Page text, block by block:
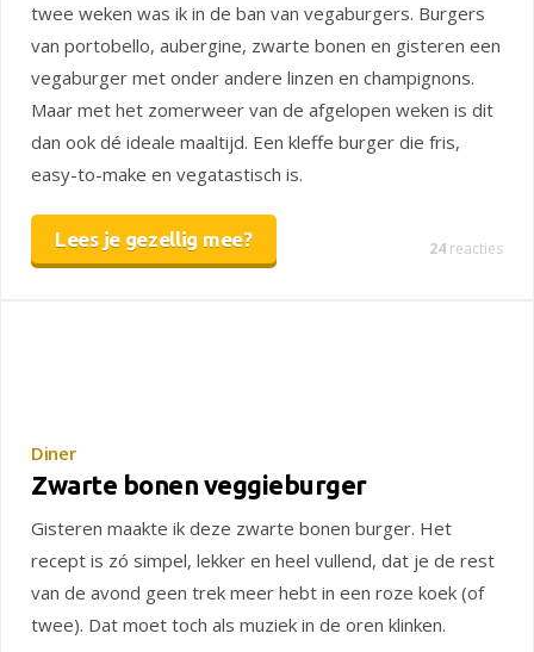
twee weken was ik in de ban van vegaburgers. Burgers
van portobello, aubergine, zwarte bonen en gisteren een
vegaburger met onder andere linzen en champignons.
Maar met het zomerweer van de afgelopen weken is dit
dan ook dé ideale maaltijd. Een kleffe burger die fris,
easy-to-make en vegatastisch is.
Lees je gezellig mee? 24 reacties
Diner
Zwarte bonen veggieburger
Gisteren maakte ik deze zwarte bonen burger. Het
recept is zó simpel, lekker en heel vullend, dat je de rest
van de avond geen trek meer hebt in een roze koek (of
twee). Dat moet toch als muziek in de oren klinken.